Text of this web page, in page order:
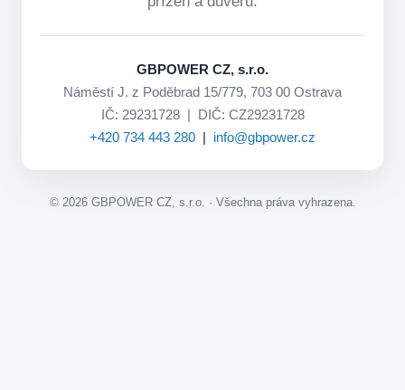
GBPOWER CZ, s.r.o.
Náměstí J. z Poděbrad 15/779, 703 00 Ostrava
IČ: 29231728 | DIČ: CZ29231728
+420 734 443 280 | info@gbpower.cz
© 2026GBPOWER CZ, s.r.o. · Všechna práva vyhrazena.